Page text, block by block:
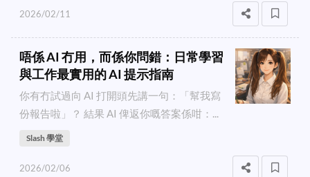
2026/02/11
唔係 AI 冇用，而係你問錯：日常學習
與工作最實用的 AI 提示指南
你有冇試過向 AI 打開頭先講一句：「幫我寫
份報告啦」？ 結果 AI 俾返你嘅答案係咁：...
Slash 學堂
2026/02/06